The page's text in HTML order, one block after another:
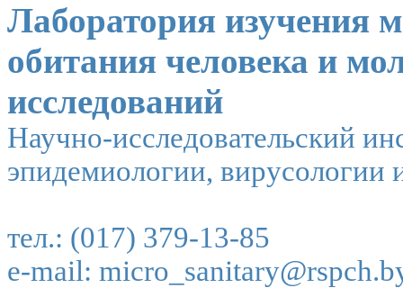
Лаборатория изучения
обитания человека и
исследований
Научно-исследовательский
эпидемиологии,
тел.: (017) 379-13-85
e-mail: